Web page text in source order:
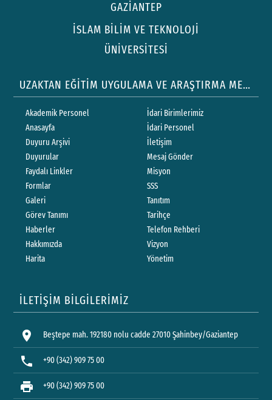
GAZİANTEP
İSLAM BİLİM VE TEKNOLOJİ
ÜNİVERSİTESİ
UZAKTAN EĞİTİM UYGULAMA VE ARAŞTIRMA MERKEZİ
Akademik Personel
Anasayfa
Duyuru Arşivi
Duyurular
Faydalı Linkler
Formlar
Galeri
Görev Tanımı
Haberler
Hakkımızda
Harita
İdari Birimlerimiz
İdari Personel
İletişim
Mesaj Gönder
Misyon
SSS
Tanıtım
Tarihçe
Telefon Rehberi
Vizyon
Yönetim
İLETİŞİM BİLGİLERİMİZ
location_on Beştepe mah. 192180 nolu cadde 27010 Şahinbey/Gaziantep
phone +90 (342) 909 75 00
print +90 (342) 909 75 00